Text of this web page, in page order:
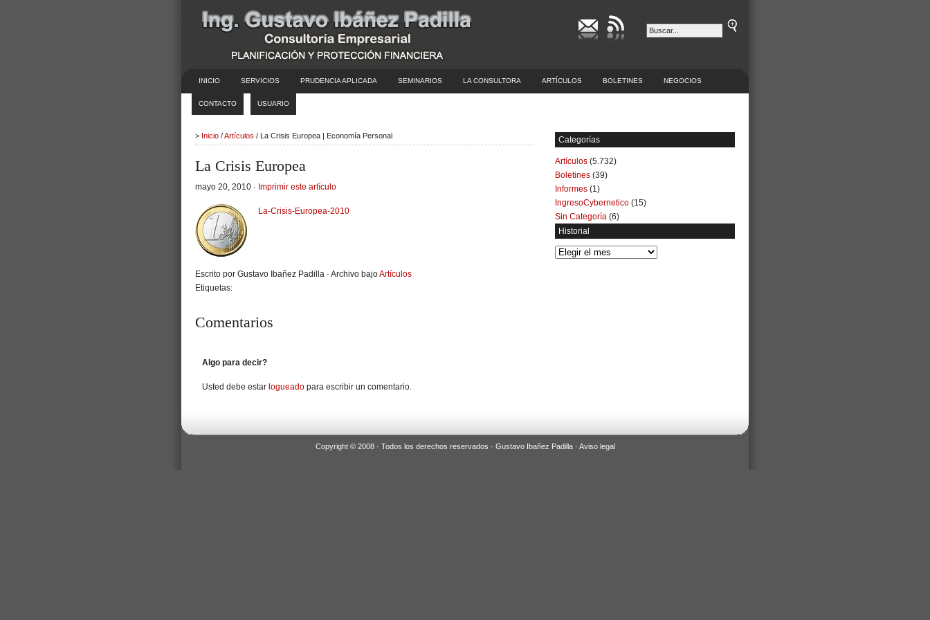
INICIO SERVICIOS PRUDENCIA APLICADA SEMINARIOS LA CONSULTORA ARTÍCULOS BOLETINES NEGOCIOS
CONTACTO USUARIO
> Inicio /Artículos / La Crisis Europea | Economía Personal
La Crisis Europea
mayo 20, 2010 · Imprimir este artículo
La-Crisis-Europea-2010
Escrito por Gustavo Ibañez Padilla · Archivo bajoArtículos
Etiquetas:
Comentarios
Algo para decir?
Usted debe estar logueado para escribir un comentario.
Categorías
Artículos (5.732)
Boletines (39)
Informes (1)
IngresoCybernetico (15)
Sin Categoría (6)
Historial
Historial
Copyright © 2008 · Todos los derechos reservados · Gustavo Ibañez Padilla · Aviso legal